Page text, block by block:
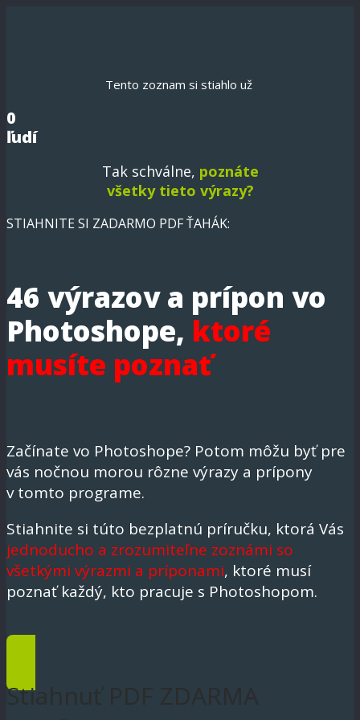
Tento zoznam si stiahlo už
0
ľudí
Tak schválne, poznáte
všetky tieto výrazy?
STIAHNITE SI ZADARMO PDF ŤAHÁK:
46 výrazov a prípon vo
Photoshope, ktoré
musíte poznať
Začínate vo Photoshope? Potom môžu byť pre
vás nočnou morou rôzne výrazy a prípony
v tomto programe.
Stiahnite si túto bezplatnú príručku, ktorá Vás
jednoducho a zrozumiteľne zoznámi so
všetkými výrazmi a príponami, ktoré musí
poznať každý, kto pracuje s Photoshopom.
Stiahnuť PDF ZDARMA